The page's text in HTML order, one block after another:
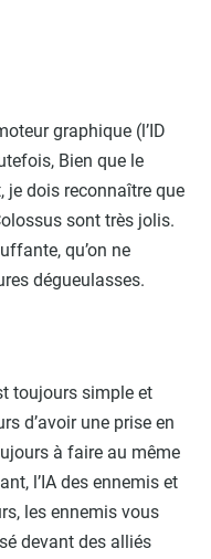
graphique (l’ID
Bien que le
dois reconnaître que
sont très jolis.
qu’on ne
dégueulasses.
toujours simple et
d’avoir une prise en
à faire au même
l’IA des ennemis et
les ennemis vous
devant des alliés